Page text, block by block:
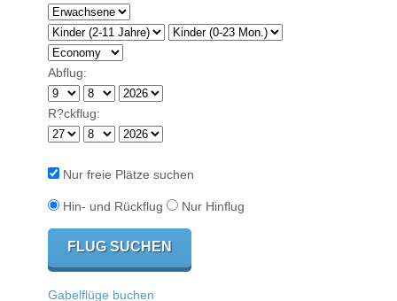
Abflug:
R?ckflug:
Nur freie Plätze suchen
Hin- und Rückflug Nur Hinflug
Gabelflüge buchen